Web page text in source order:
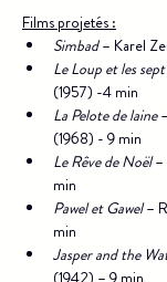
Films projetés :
Simbad – Karel
Le Loup et les
(1957) -4 min
La Pelote de laine
(1968) - 9 min
Le Rêve de Noël –
min
Pawel et Gawel –
min
Jasper and the
(1942) – 9 min